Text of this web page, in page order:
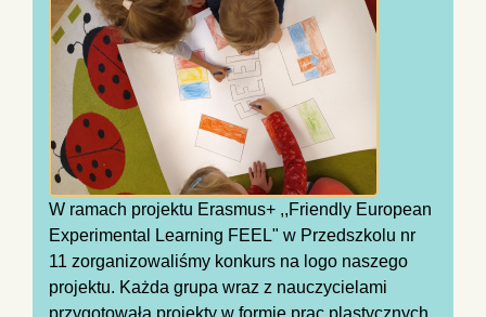
W ramach projektu Erasmus+ ,,Friendly European
Experimental Learning FEEL" w Przedszkolu nr
11 zorganizowaliśmy konkurs na logo naszego
projektu. Każda grupa wraz z nauczycielami
przygotowała projekty w formie prac plastycznych,